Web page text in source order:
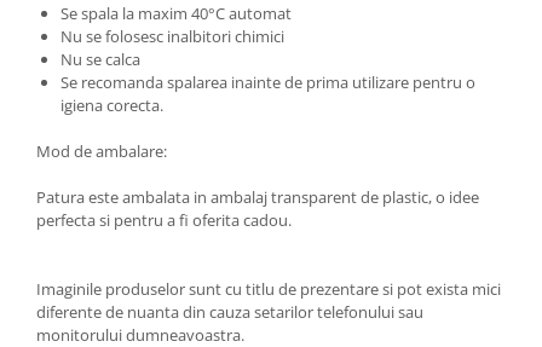
Se spala la maxim 40°C automat
Nu se folosesc inalbitori chimici
Nu se calca
Se recomanda spalarea inainte de prima utilizare pentru o
igiena corecta.
Mod de ambalare:
Patura este ambalata in ambalaj transparent de plastic, o idee
perfecta si pentru a fi oferita cadou.
Imaginile produselor sunt cu titlu de prezentare si pot exista mici
diferente de nuanta din cauza setarilor telefonului sau
monitorului dumneavoastra.